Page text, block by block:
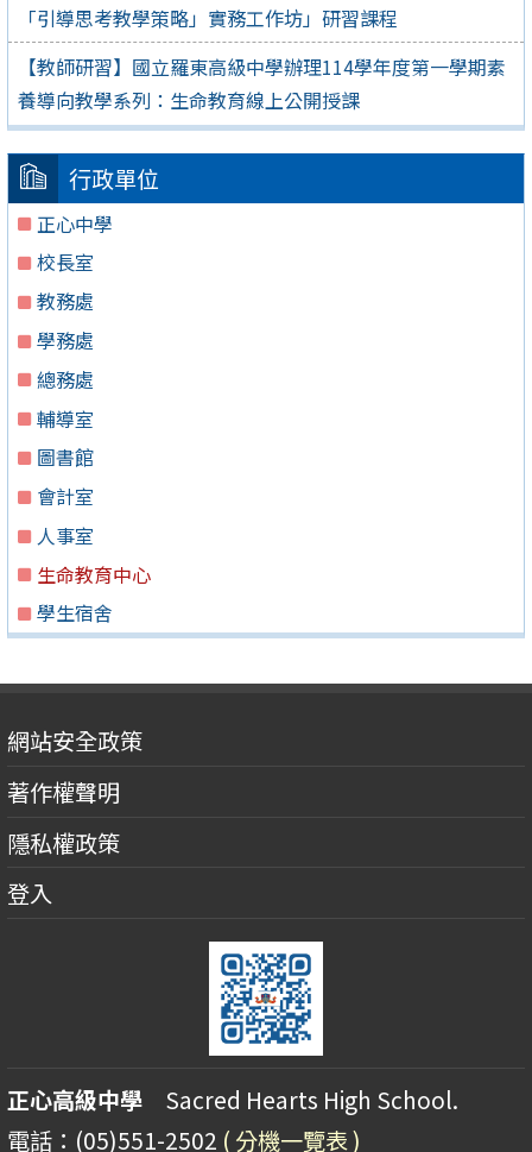
「引導思考教學策略」實務工作坊」研習課程
【教師研習】國立羅東高級中學辦理114學年度第一學期素
養導向教學系列：生命教育線上公開授課
行政單位
正心中學
校長室
教務處
學務處
總務處
輔導室
圖書館
會計室
人事室
生命教育中心
學生宿舍
網站安全政策
著作權聲明
隱私權政策
登入
正心高級中學 Sacred Hearts High School.
電話：(05)551-2502 ( 分機一覽表 )